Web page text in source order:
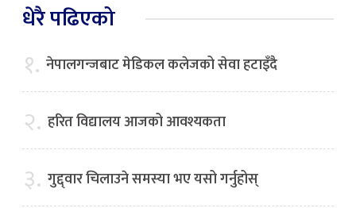
धेरै पढिएको
१. नेपालगन्जबाट मेडिकल कलेजको सेवा हटाइँदै
२. हरित विद्यालय आजको आवश्यकता
३. गुद्द्वार चिलाउने समस्या भए यसो गर्नुहोस्